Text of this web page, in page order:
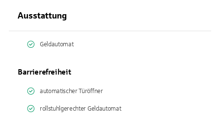
Ausstattung
Geldautomat
Barrierefreiheit
automatischer Türöffner
rollstuhlgerechter Geldautomat